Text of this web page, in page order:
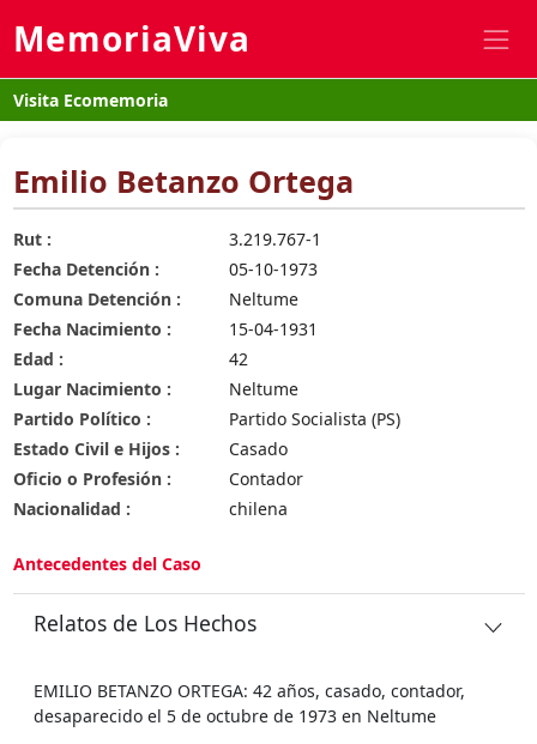
MemoriaViva
Visita Ecomemoria
Emilio Betanzo Ortega
Rut :
3.219.767-1
Fecha Detención :
05-10-1973
Comuna Detención :
Neltume
Fecha Nacimiento :
15-04-1931
Edad :
42
Lugar Nacimiento :
Neltume
Partido Político :
Partido Socialista (PS)
Estado Civil e Hijos :
Casado
Oficio o Profesión :
Contador
Nacionalidad :
chilena
Antecedentes del Caso
Relatos de Los Hechos
EMILIO BETANZO ORTEGA: 42 años, casado, contador,
desaparecido el 5 de octubre de 1973 en Neltume